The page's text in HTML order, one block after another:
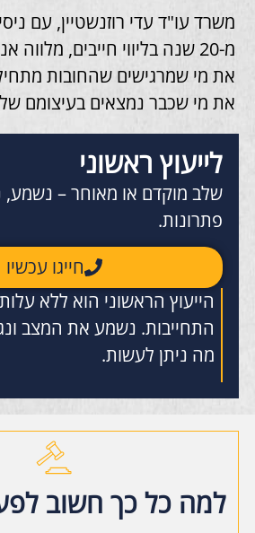
משרד עו"ד עדי רוזנשטיין, עם
מ-20 שנה בליווי חייבים,
את מי שמרגישים שהחובות
את מי שכבר נמצאים בעיצומם של
לייעוץ ראשוני
שלב מוקדם או מאוחר – נשמע,
פתרונות.
חייגו עכשיו
הייעוץ הראשוני הוא ללא
התחייבות. נשמע את המצב
מה ניתן לעשות.
למה כל כך חשוב